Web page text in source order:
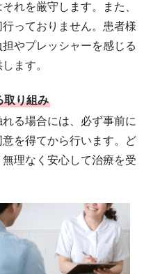
れを厳守します。また、
っておりません。患者様
やプレッシャーを感じる
ます。
取り組み
る場合には、必ず事前に
を得てから行います。ど
理なく安心して治療を受